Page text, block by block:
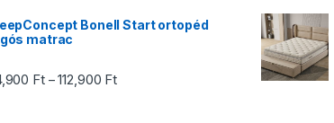
Bonell Start ortopéd
matrac
Ft – 112,900 FtÁrtartomány: 54,900 Ft - 112,900 Ft